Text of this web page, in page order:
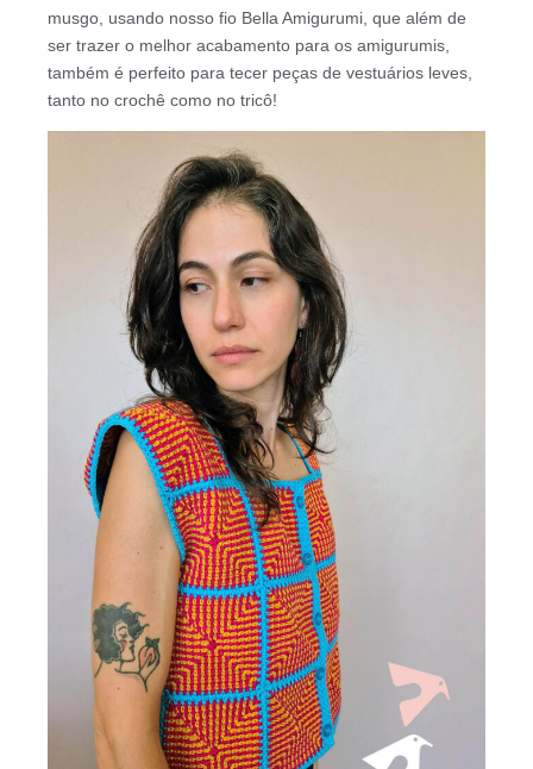
musgo, usando nosso fio Bella Amigurumi, que além de
ser trazer o melhor acabamento para os amigurumis,
também é perfeito para tecer peças de vestuários leves,
tanto no crochê como no tricô!